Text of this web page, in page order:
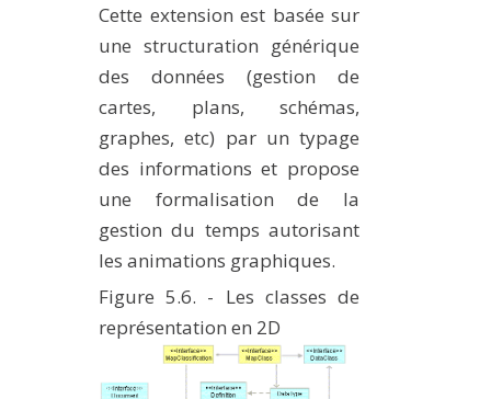
Cette extension est basée sur
une structuration générique
des données (gestion de
cartes, plans, schémas,
graphes, etc) par un typage
des informations et propose
une formalisation de la
gestion du temps autorisant
les animations graphiques.
Figure 5.6. - Les classes de
représentation en 2D